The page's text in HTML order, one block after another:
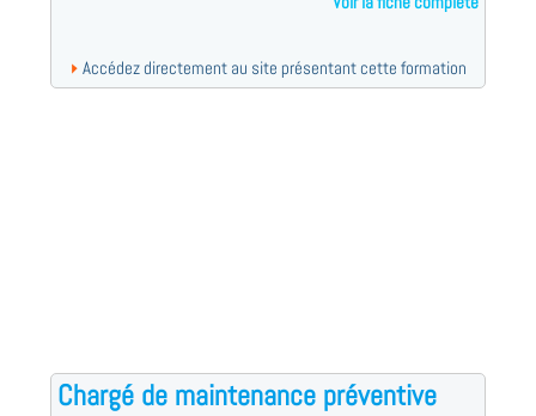
Accédez directement au site présentant cette formation
Chargé de maintenance préventive